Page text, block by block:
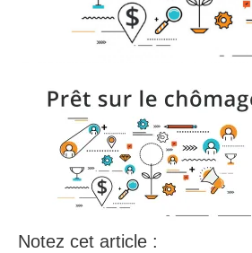
Notez cet article :